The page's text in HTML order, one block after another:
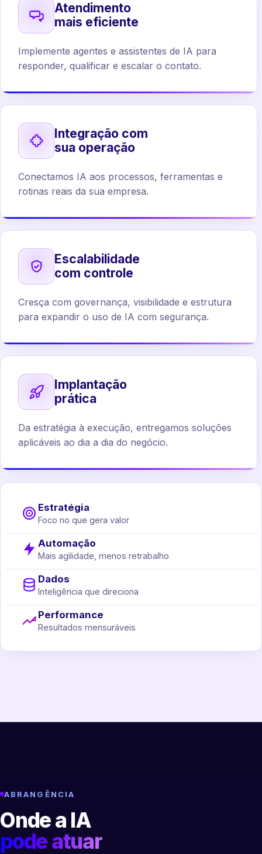
Atendimento
mais eficiente
Implemente agentes e assistentes de IA para
responder, qualificar e escalar o contato.
Integração com
sua operação
Conectamos IA aos processos, ferramentas e
rotinas reais da sua empresa.
Escalabilidade
com controle
Cresça com governança, visibilidade e estrutura
para expandir o uso de IA com segurança.
Implantação
prática
Da estratégia à execução, entregamos soluções
aplicáveis ao dia a dia do negócio.
Estratégia
Foco no que gera valor
Automação
Mais agilidade, menos retrabalho
Dados
Inteligência que direciona
Performance
Resultados mensuráveis
ABRANGÊNCIA
Onde a IA
pode atuar